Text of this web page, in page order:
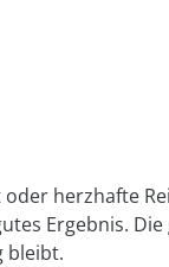
herzhafte
Ergebnis.
bleibt.